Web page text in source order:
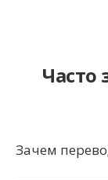
Часто
Зачем